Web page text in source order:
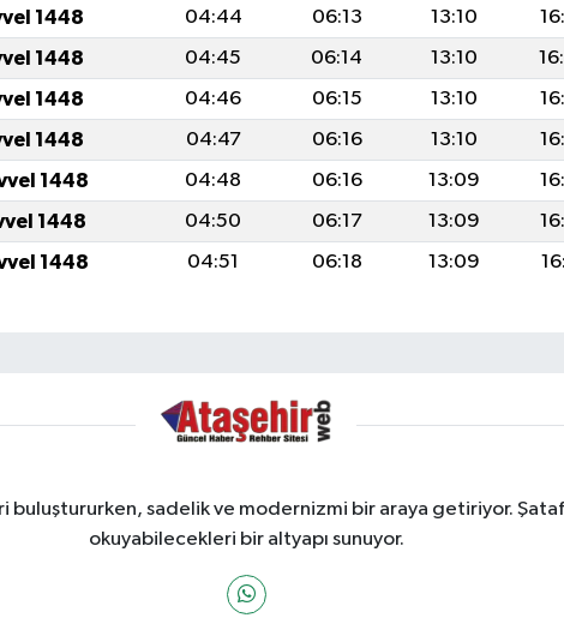
1448 04:44 06:13 13:10
1448 04:45 06:14 13:10
1448 04:46 06:15 13:10
1448 04:47 06:16 13:10
1448 04:48 06:16 13:09
1448 04:50 06:17 13:09
1448 04:51 06:18 13:09
sadelik ve modernizmi bir araya getiriyor.
okuyabilecekleri bir altyapı sunuyor.